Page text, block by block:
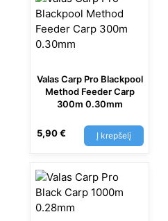
Valas Carp Pro Blackpool
Method Feeder Carp
300m 0.30mm
5,90€ Į krepšelį